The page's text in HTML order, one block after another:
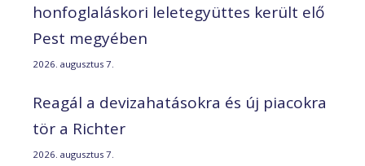
honfoglaláskori leletegyüttes került elő
Pest megyében
2026. augusztus 7.
Reagál a devizahatásokra és új piacokra
tör a Richter
2026. augusztus 7.